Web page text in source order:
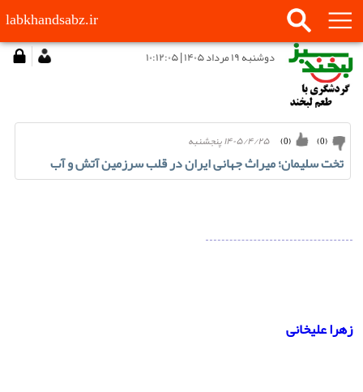
labkhandsabz.ir
دوشنبه ۱۹ مرداد ۱۴۰۵ | ۱۰:۱۲:۰۵
۱۴۰۵/۴/۲۵ پنجشنبه (
0
) (
0
)
تخت سلیمان؛ میراث جهانی ایران در قلب سرزمین آتش و آب
زهرا علیخانی